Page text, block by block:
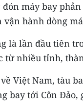
đón máy bay
vận hành dòng
là lần đầu tiên
từ nhiều tỉnh,
Việt Nam, tàu
bay tới Côn Đảo,